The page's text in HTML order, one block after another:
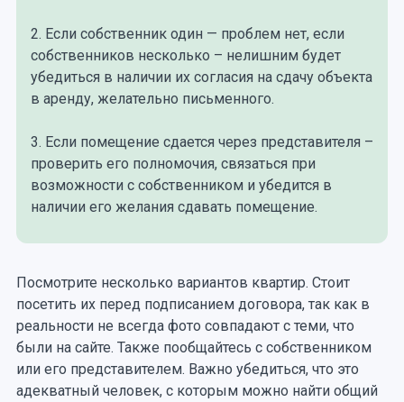
2. Если собственник один — проблем нет, если
собственников несколько – нелишним будет
убедиться в наличии их согласия на сдачу объекта
в аренду, желательно письменного.
3. Если помещение сдается через представителя –
проверить его полномочия, связаться при
возможности с собственником и убедится в
наличии его желания сдавать помещение.
Посмотрите несколько вариантов квартир. Стоит
посетить их перед подписанием договора, так как в
реальности не всегда фото совпадают с теми, что
были на сайте. Также пообщайтесь с собственником
или его представителем. Важно убедиться, что это
адекватный человек, с которым можно найти общий